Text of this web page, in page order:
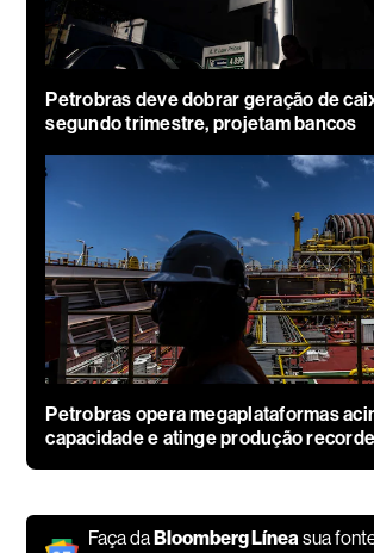
Petrobras deve dobrar geração de
segundo trimestre, projetam bancos
Petrobras opera megaplataformas
capacidade e atinge produção recorde
Faça daBloomberg Línea sua